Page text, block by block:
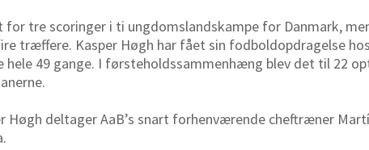
for tre scoringer i ti ungdomslandskampe for Danmark,
træffere. Kasper Høgh har fået sin fodboldopdragelse
hele 49 gange. I førsteholdssammenhæng blev det til 22
deltager AaB’s snart forhenværende cheftræner